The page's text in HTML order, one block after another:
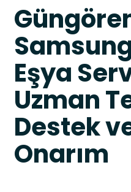
Eşya
Uzman
Destek
Onarım